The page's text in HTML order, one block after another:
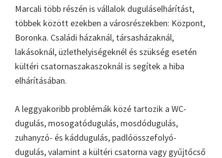
Marcali több részén is vállalok duguláselhárítást,
többek között ezekben a városrészekben: Központ,
Boronka. Családi házaknál, társasházaknál,
lakásoknál, üzlethelyiségeknél és szükség esetén
kültéri csatornaszakaszoknál is segítek a hiba
elhárításában.
A leggyakoribb problémák közé tartozik a WC-
dugulás, mosogatódugulás, mosdódugulás,
zuhanyzó- és káddugulás, padlóösszefolyó-
dugulás, valamint a kültéri csatorna vagy gyűjtőcső